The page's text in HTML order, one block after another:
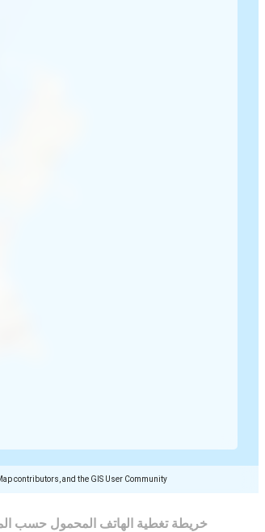
contributors, and the GIS User Community
خريطة تغطية الهاتف المحمول حسب